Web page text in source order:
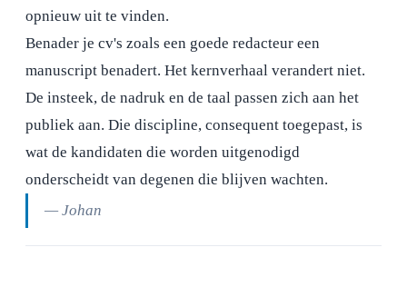
opnieuw uit te vinden.
Benader je cv's zoals een goede redacteur een
manuscript benadert. Het kernverhaal verandert niet.
De insteek, de nadruk en de taal passen zich aan het
publiek aan. Die discipline, consequent toegepast, is
wat de kandidaten die worden uitgenodigd
onderscheidt van degenen die blijven wachten.
— Johan